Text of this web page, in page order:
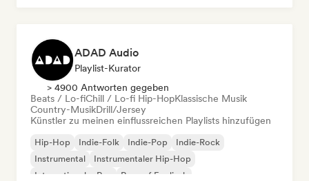
ADAD Audio
Playlist-Kurator
> 4900 Antworten gegeben
Beats / Lo-fiChill / Lo-fi Hip-HopKlassische Musik
Country-MusikDrill/Jersey
Künstler zu meinen einflussreichen Playlists hinzufügen
Hip-Hop Indie-Folk Indie-Pop
Indie-Rock
Instrumental
Instrumentaler Hip-Hop
Internationaler Rap
Rap auf Englisch